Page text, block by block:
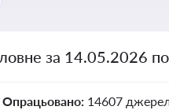
за 14.05.2026
Опрацьовано: 14607